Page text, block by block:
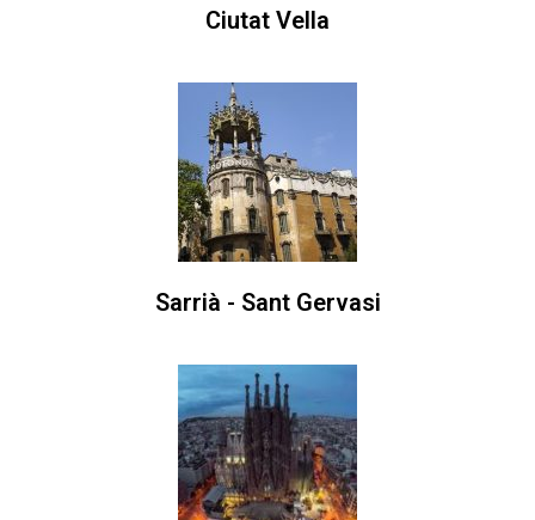
Ciutat Vella
Sarrià - Sant Gervasi